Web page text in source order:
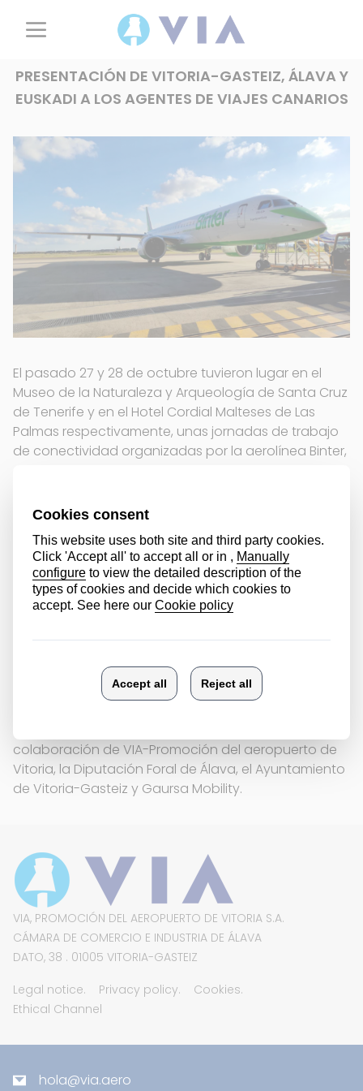
PRESENTACIÓN DE VITORIA-GASTEIZ, ÁLAVA Y
EUSKADI A LOS AGENTES DE VIAJES CANARIOS
El pasado 27 y 28 de octubre tuvieron lugar en el
Museo de la Naturaleza y Arqueología de Santa Cruz
de Tenerife y en el Hotel Cordial Malteses de Las
Palmas respectivamente, unas jornadas de trabajo
de conectividad organizadas por la aerolínea Binter,
aeropuertos de Tenerife Norte y Gran Canaria.
Ambos eventos contaros con la presencia de un
centenar de agentes canarios interesados en
Vitoria-Gasteiz, Álava y Euskadi como destino y por
la conexión entre las Islas Canarias y el Aeropuerto
de Vitoria que Binter Canarias opera 2 veces por
semana.
La presentación del destino en ambos eventos fue
de la mano de Basquetour, con la participación
colaboración de VIA-Promoción del aeropuerto de
Vitoria, la Diputación Foral de Álava, el Ayuntamiento
de Vitoria-Gasteiz y Gaursa Mobility.
VIA, PROMOCIÓN DEL AEROPUERTO DE VITORIA S.A.
CÁMARA DE COMERCIO E INDUSTRIA DE ÁLAVA
DATO, 38 . 01005 VITORIA-GASTEIZ
Legal notice.
Privacy policy.
Cookies.
Ethical Channel
hola@via.aero